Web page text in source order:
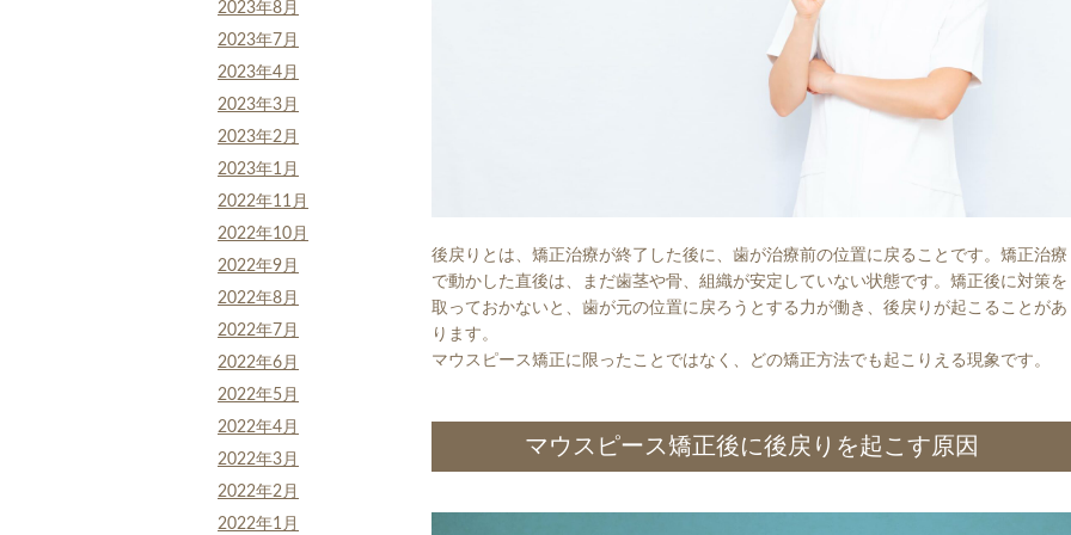
後戻りとは、矯正治療が終了した後に、歯が治療前の位置に戻ることです。矯正治療
で動かした直後は、まだ歯茎や骨、組織が安定していない状態です。矯正後に対策を
取っておかないと、歯が元の位置に戻ろうとする力が働き、後戻りが起こることがあ
ります。
マウスピース矯正に限ったことではなく、どの矯正方法でも起こりえる現象です。
マウスピース矯正後に後戻りを起こす原因
2023年8月
2023年7月
2023年4月
2023年3月
2023年2月
2023年1月
2022年11月
2022年10月
2022年9月
2022年8月
2022年7月
2022年6月
2022年5月
2022年4月
2022年3月
2022年2月
2022年1月